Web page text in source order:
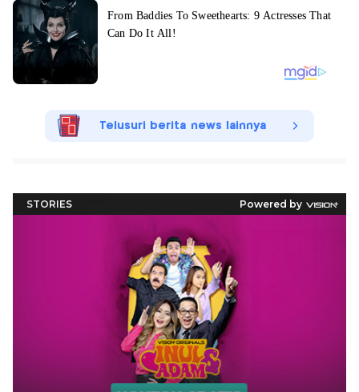
Telusuri berita news lainnya